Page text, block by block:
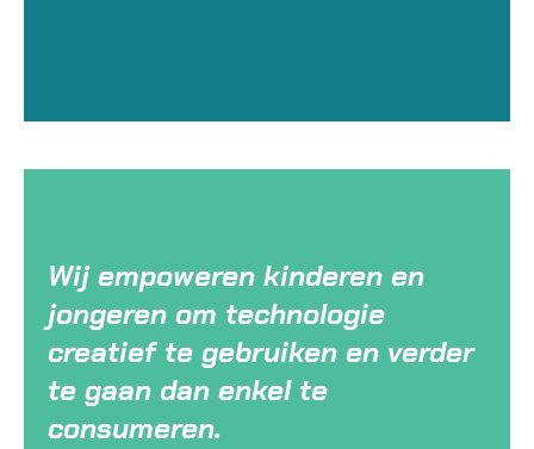
Wij empoweren kinderen en
jongeren om technologie
creatief te gebruiken en verder
te gaan dan enkel te
consumeren.